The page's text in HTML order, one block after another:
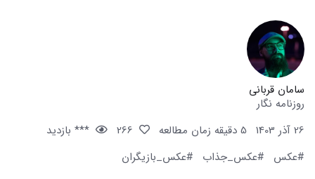
سامان قربانی
روزنامه نگار
26 آذر 1403
5 دقیقه زمان مطالعه
*** بازدید
#عکس
#عکس_جذاب #عکس_بازیگران